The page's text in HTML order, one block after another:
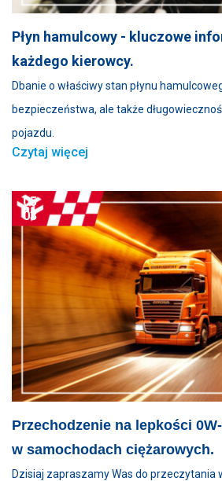
Płyn hamulcowy - kluczowe
każdego kierowcy.
Dbanie o właściwy stan płynu
bezpieczeństwa, ale także
pojazdu.
Czytaj więcej
05
03
Przechodzenie na lepkości
w samochodach ciężarowych.
Dzisiaj zapraszamy Was do przeczytania